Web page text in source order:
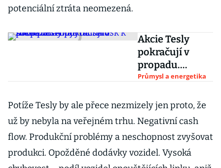
potenciální ztráta neomezená.
Akcie Tesly
pokračují v
propadu.
Analytici: Musk
potřebuje
dalšího
manažera
Průmysl a energetika
Potíže Tesly by ale přece nezmizely jen proto, že
už by nebyla na veřejném trhu. Negativní cash
flow. Produkční problémy a neschopnost zvyšovat
produkci. Opožděné dodávky vozidel. Vysoká